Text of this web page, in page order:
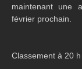
maintenant une
février prochain.
Classement à 20 h